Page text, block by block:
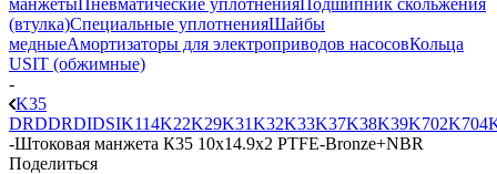
манжетыПневматические уплотненияПодшипник скольжения
(втулка)Специальные уплотненияШайбы
медныеАмортизаторы для электроприводов насосовКольца
USIT (обжимные)
-
K35
DRDDRDIDSIK114K22K29K31K32K33K37K38K39K702K704
-Штоковая манжета К35 10x14.9x2 PTFE-Bronze+NBR
Поделиться